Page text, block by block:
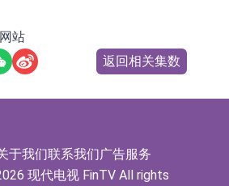
站
返回相关集数
于我们联系我们广告服务
现代电视 FinTV All rights